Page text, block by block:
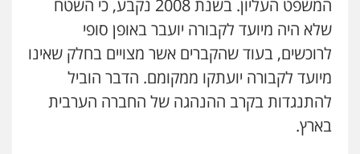
המשפט העליון. בשנת 2008 נקבע, כי השטח
שלא היה מיועד לקבורה יועבר באופן סופי
לרוכשים, בעוד שהקברים אשר מצויים בחלק שאינו
מיועד לקבורה יועתקו ממקומם. הדבר הוביל
להתנגדות בקרב ההנהגה של החברה הערבית
בארץ.